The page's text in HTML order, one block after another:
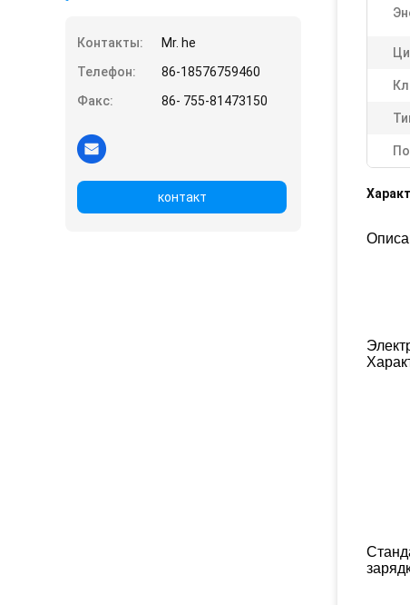
Контакты:
Mr. he
Телефон:
86-18576759460
Факс:
86- 755-81473150
контакт